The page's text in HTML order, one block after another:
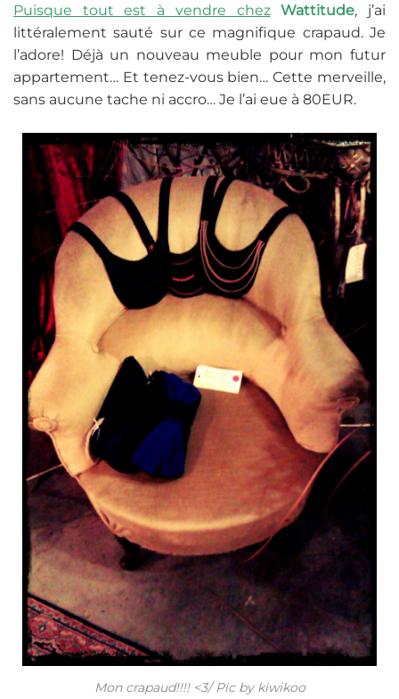
Puisque tout est à vendre chez Wattitude, j’ai
littéralement sauté sur ce magnifique crapaud. Je
l’adore! Déjà un nouveau meuble pour mon futur
appartement… Et tenez-vous bien… Cette merveille,
sans aucune tache ni accro… Je l’ai eue à 80EUR.
Mon crapaud!!!! <3/ Pic by kiwikoo